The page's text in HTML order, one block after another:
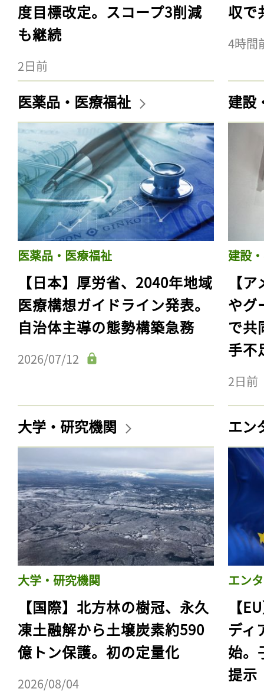
度目標改定。スコープ3削減
も継続
2日前
収で
4時間
医薬品・医療福祉
医薬品・医療福祉
【日本】厚労省、2040年地域
医療構想ガイドライン発表。
自治体主導の態勢構築急務
2026/07/12
建設
建設
【
やグ
で共
手不
2日前
大学・研究機関
大学・研究機関
【国際】北方林の樹冠、永久
凍土融解から土壌炭素約590
億トン保護。初の定量化
2026/08/04
エン
エン
【
ディ
始。
提示